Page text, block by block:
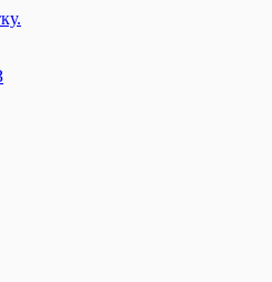
заказы на металлообработку.